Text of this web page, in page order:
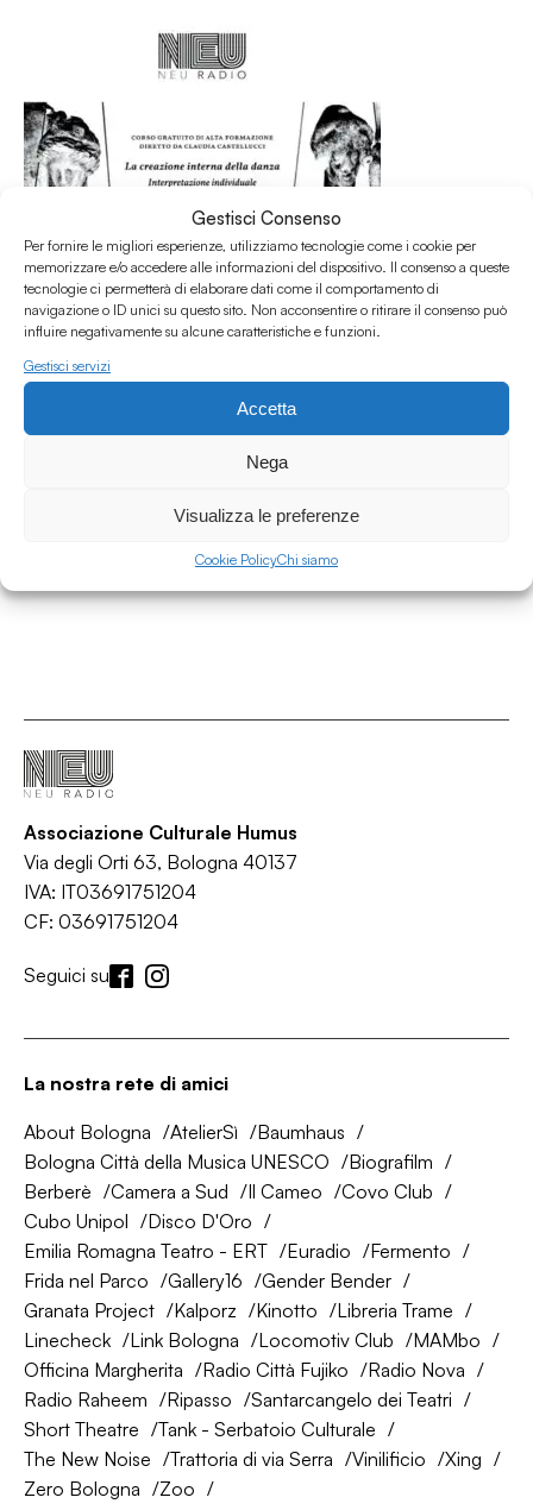
Gestisci Consenso
Per fornire le migliori esperienze, utilizziamo tecnologie come i cookie per
memorizzare e/o accedere alle informazioni del dispositivo. Il consenso a queste
tecnologie ci permetterà di elaborare dati come il comportamento di
navigazione o ID unici su questo sito. Non acconsentire o ritirare il consenso può
influire negativamente su alcune caratteristiche e funzioni.
Gestisci servizi
Accetta
Nega
Visualizza le preferenze
Cookie PolicyChi siamo
31.07.2026
Intervista a Claudia Castellucci per il Corso
d'Alta Formazione Societas
/Teatro
Associazione Culturale Humus
Via degli Orti 63, Bologna 40137
IVA: IT03691751204
CF: 03691751204
Seguici su
La nostra rete di amici
About Bologna AtelierSì
Baumhaus
Bologna Città della Musica UNESCO
Biografilm
Berberè
Camera a Sud Il Cameo
Covo Club
Cubo Unipol
Disco D'Oro
Emilia Romagna Teatro - ERT
Euradio
Fermento
Frida nel Parco
Gallery16
Gender Bender
Granata Project
Kalporz Kinotto
Libreria Trame
Linecheck
Link Bologna Locomotiv Club
MAMbo
Officina Margherita
Radio Città Fujiko
Radio Nova
Radio Raheem
Ripasso
Santarcangelo dei Teatri
Short Theatre
Tank - Serbatoio Culturale
The New Noise
Trattoria di via Serra Vinilificio
Xing
Zero Bologna
Zoo